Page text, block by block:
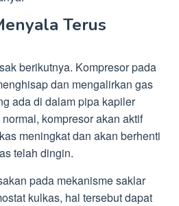
Terus
berikutnya. Kompresor pada
dan mengalirkan gas
ada di dalam pipa kapiler
kompresor akan aktif
meningkat dan akan berhenti
telah dingin.
pada mekanisme saklar
kulkas, hal tersebut dapat